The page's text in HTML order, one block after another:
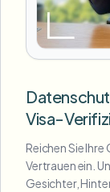
Visa-
Reichen Sie
Vertrauen ein.
Gesichter,